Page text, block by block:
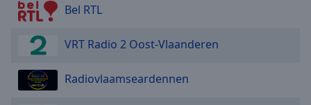
Bel RTL
VRT Radio 2 Oost-Vlaanderen
Radiovlaamseardennen